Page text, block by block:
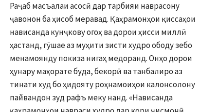
Раҷаб масъалаи асосӣ дар тарбияи наврасону
ҷавонон ба ҳисоб меравад. Қаҳрамонҳои қиссаҳои
нависанда кунҷкову огоҳ ва дорои ҳисси миллӣ
ҳастанд, гӯшае аз муҳити зисти худро ободу зебо
менамоянду покиза нигаҳ медоранд. Онҳо дорои
ҳунару маҳорате буда, бекорӣ ва танбалиро аз
тинати худ бо ҳидояту роҳнамоиҳои калонсолону
пайвандон зуд рафъ меку нанд. «Нависанда